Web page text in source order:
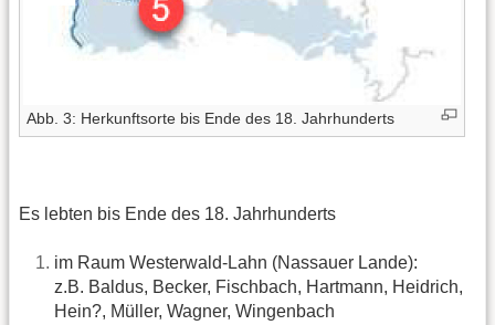
Abb. 3: Herkunftsorte bis Ende des 18. Jahrhunderts
Es lebten bis Ende des 18. Jahrhunderts
im Raum Westerwald-Lahn (Nassauer Lande):
z.B. Baldus, Becker, Fischbach, Hartmann, Heidrich,
Hein?, Müller, Wagner, Wingenbach